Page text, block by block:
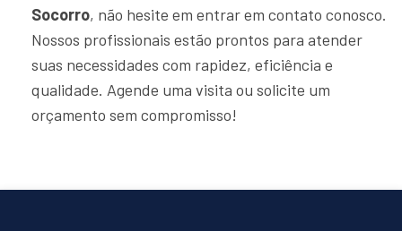
Socorro, não hesite em entrar em contato conosco.
Nossos profissionais estão prontos para atender
suas necessidades com rapidez, eficiência e
qualidade. Agende uma visita ou solicite um
orçamento sem compromisso!